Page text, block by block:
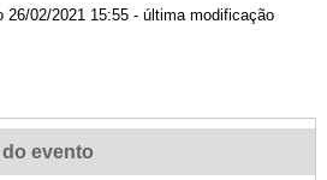
26/02/2021 15:55 - última modificação
evento